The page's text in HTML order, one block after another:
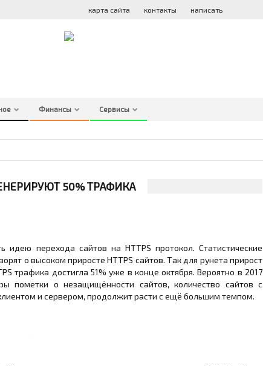
карта сайта контакты написать
Финансы Сервисы
ATLO GEX
50% ТРАФИКА
идею перехода сайтов на HTTPS протокол. Статистические
о высоком приросте HTTPS сайтов. Так для рунета прирост
трафика достигла 51% уже в конце октября. Вероятно в 2017
пометки о незащищённости сайтов, количество сайтов с
и сервером, продолжит расти с ещё большим темпом.